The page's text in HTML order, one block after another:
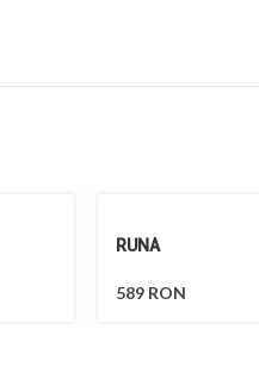
RUNA
589 RON